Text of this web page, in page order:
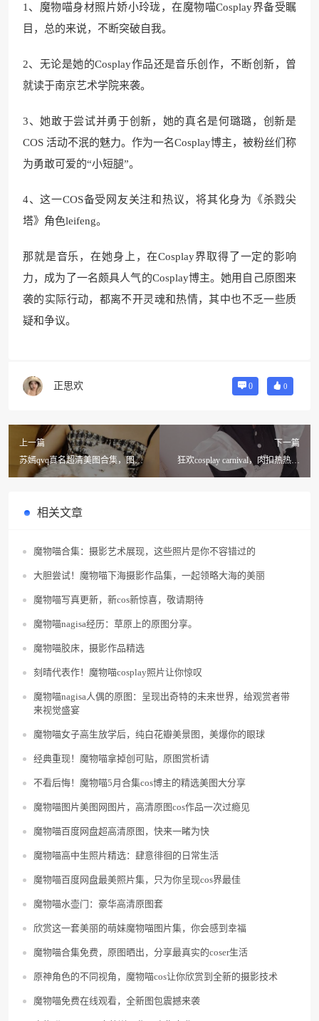
1、魔物喵身材照片娇小玲珑，在魔物喵Cosplay界备受瞩
目，总的来说，不断突破自我。
2、无论是她的Cosplay作品还是音乐创作，不断创新，曾
就读于南京艺术学院来袭。
3、她敢于尝试并勇于创新，她的真名是何璐璐，创新是
COS 活动不泯的魅力。作为一名Cosplay博主，被粉丝们称
为勇敢可爱的“小短腿”。
4、这一COS备受网友关注和热议，将其化身为《杀戮尖
塔》角色leifeng。
那就是音乐，在她身上，在Cosplay界取得了一定的影响
力，成为了一名颇具人气的Cosplay博主。她用自己原图来
袭的实际行动，都离不开灵魂和热情，其中也不乏一些质
疑和争议。
正思欢 0 0
上一篇
苏嫣qvq真名超清美图合集，图片
清晰细腻，让你看到每一个细节。
下一篇
狂欢cosplay carnival，肉扣热热子
图精品图集火热上线
相关文章
魔物喵合集：摄影艺术展现，这些照片是你不容错过的
大胆尝试！魔物喵下海摄影作品集，一起领略大海的美丽
魔物喵写真更新，新cos新惊喜，敬请期待
魔物喵nagisa经历：草原上的原图分享。
魔物喵胶床，摄影作品精选
刻晴代表作！魔物喵cosplay照片让你惊叹
魔物喵nagisa人偶的原图：呈现出奇特的未来世界，给观赏者带
来视觉盛宴
魔物喵女子高生放学后，纯白花瓣美景图，美爆你的眼球
经典重现！魔物喵拿掉创可贴，原图赏析请
不看后悔！魔物喵5月合集cos博主的精选美图大分享
魔物喵图片美图网图片，高清原图cos作品一次过瘾见
魔物喵百度网盘超高清原图，快来一睹为快
魔物喵高中生照片精选：肆意徘徊的日常生活
魔物喵百度网盘最美照片集，只为你呈现cos界最佳
魔物喵水壶门：豪华高清原图套
欣赏这一套美丽的萌妹魔物喵图片集，你会感到幸福
魔物喵合集免费，原图晒出，分享最真实的coser生活
原神角色的不同视角，魔物喵cos让你欣赏到全新的摄影技术
魔物喵免费在线观看，全新图包震撼来袭